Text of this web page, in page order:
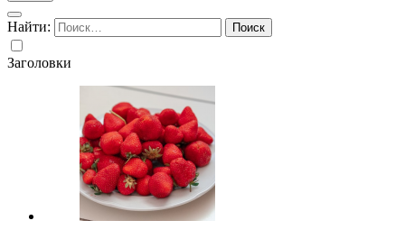
Найти:
Заголовки